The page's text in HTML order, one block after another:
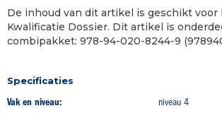
De inhoud van dit artikel is geschikt voor
Kwalificatie Dossier. Dit artikel is
combipakket: 978-94-020-8244-9
Specificaties
Vak en niveau:
niveau 4